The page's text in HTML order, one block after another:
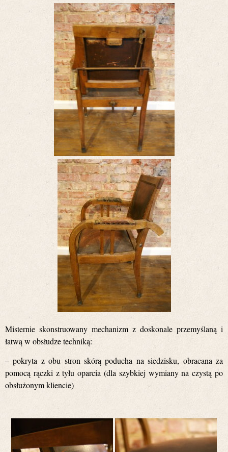
Misternie skonstruowany mechanizm z doskonale przemyślaną i
łatwą w obsłudze techniką:
– pokryta z obu stron skórą poducha na siedzisku, obracana za
pomocą rączki z tyłu oparcia (dla szybkiej wymiany na czystą po
obsłużonym kliencie)